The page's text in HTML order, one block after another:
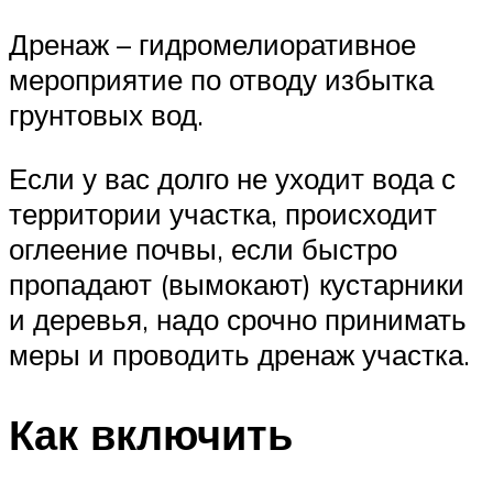
Дренаж – гидромелиоративное
мероприятие по отводу избытка
грунтовых вод.
Если у вас долго не уходит вода с
территории участка, происходит
оглеение почвы, если быстро
пропадают (вымокают) кустарники
и деревья, надо срочно принимать
меры и проводить дренаж участка.
Как включить